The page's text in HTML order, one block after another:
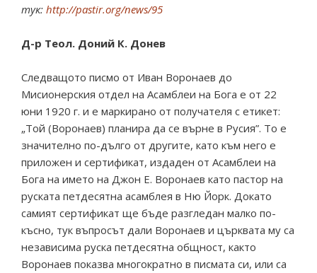
тук: http://pastir.org/news/95
Д-р Теол. Доний К. Донев
Следващото писмо от Иван Воронаев до
Мисионерския отдел на Асамблеи на Бога е от 22
юни 1920 г. и е маркирано от получателя с етикет:
„Той (Воронаев) планира да се върне в Русия”. То е
значително по-дълго от другите, като към него е
приложен и сертификат, издаден от Асамблеи на
Бога на името на Джон Е. Воронаев като пастор на
руската петдесятна асамблея в Ню Йорк. Докато
самият сертификат ще бъде разгледан малко по-
късно, тук въпросът дали Воронаев и църквата му са
независима руска петдесятна общност, както
Воронаев показва многократно в писмата си, или са